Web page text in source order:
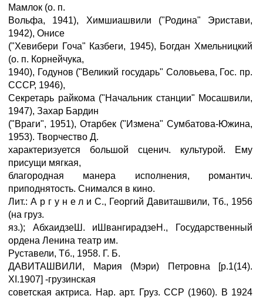
Мамлок (о. п.
Вольфа, 1941), Химшиашвили ("Родина" Эристави,
1942), Онисе
("Хевибери Гоча" Казбеги, 1945), Богдан Хмельницкий
(о. п. Корнейчука,
1940), Годунов ("Великий государь" Соловьева, Гос. пр.
СССР, 1946),
Секретарь райкома ("Начальник станции" Мосашвили,
1947), Захар Бардин
("Враги", 1951), Отарбек ("Измена" Сумбатова-Южина,
1953). Творчество Д.
характеризуется большой сценич. культурой. Ему
присущи мягкая,
благородная манера исполнения, романтич.
приподнятость. Снимался в кино.
Лит.: А р г у н е л и С., Георгий Давиташвили, Тб., 1956
(на груз.
яз.); АбхаидзеШ. иШвангирадзеН., Государственный
ордена Ленина театр им.
Руставели, Тб., 1958. Г. Б.
ДАВИТАШВИЛИ, Мария (Мэри) Петровна [р.1(14).
XI.1907] -грузинская
советская актриса. Нар. арт. Груз. ССР (1960). В 1924